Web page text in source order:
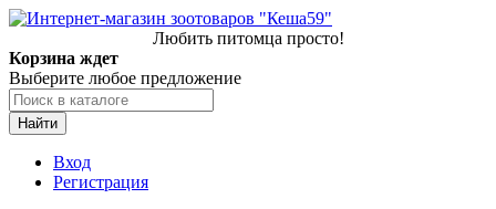
Любить питомца просто!
Корзина ждет
Выберите любое предложение
Найти
Вход
Регистрация